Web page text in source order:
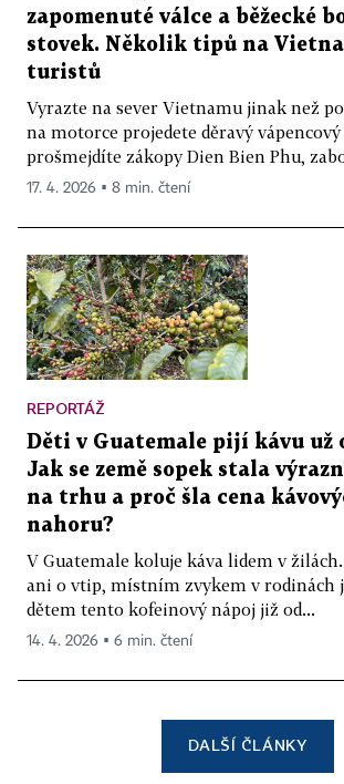
zapomenuté válce a běžecké
stovek. Několik tipů na
turistů
Vyrazte na sever Vietnamu jinak než
na motorce projedete děravý
prošmejdíte zákopy Dien Bien Phu,
17. 4. 2026 ▪ 8 min. čtení
REPORTÁŽ
Děti v Guatemale pijí kávu už
Jak se země sopek stala
na trhu a proč šla cena
nahoru?
V Guatemale koluje káva lidem v
ani o vtip, místním zvykem v rodinách
dětem tento kofeinový nápoj již od...
14. 4. 2026 ▪ 6 min. čtení
DALŠÍ ČLÁNKY